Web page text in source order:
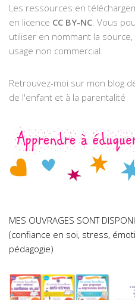
Les ressources en
en licence CC BY-NC. Vous
utiliser en nommant la
usage non commercial.
Retrouvez-moi sur mon blog
de l'enfant et à la parentalité
MES OUVRAGES SONT
(confiance en soi, stress,
pédagogie)